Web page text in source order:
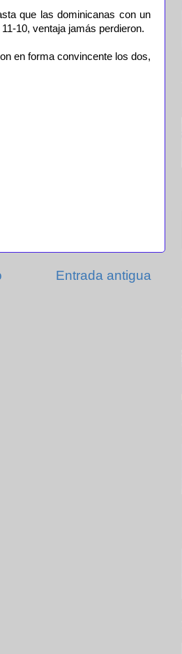
que las dominicanas con un
10, ventaja jamás perdieron.
en forma convincente los dos,
Entrada antigua